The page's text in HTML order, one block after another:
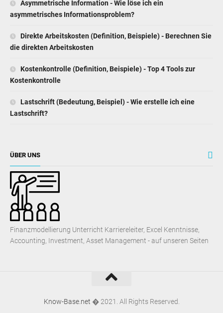
Asymmetrische Information - Wie löse ich ein
asymmetrisches Informationsproblem?
Direkte Arbeitskosten (Definition, Beispiele) - Berechnen Sie
die direkten Arbeitskosten
Kostenkontrolle (Definition, Beispiele) - Top 4 Tools zur
Kostenkontrolle
Lastschrift (Bedeutung, Beispiel) - Wie erstelle ich eine
Lastschrift?
ÜBER UNS
Finanzmodellierung Unterricht Karriereleiter, Excel Kenntnisse,
Accounting, Investment, Asset Management - auf unseren Seiten
Know-Base.net � 2021. All Rights Reserved.